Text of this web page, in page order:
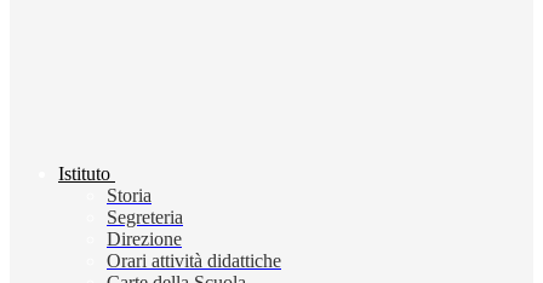
Istituto
Storia
Segreteria
Direzione
Orari attività didattiche